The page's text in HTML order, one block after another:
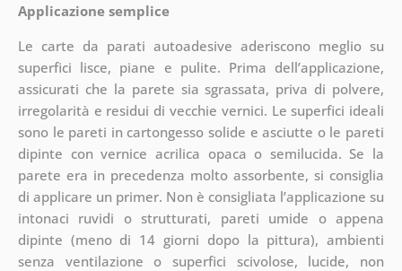
Applicazione semplice
Le carte da parati autoadesive aderiscono meglio su
superfici lisce, piane e pulite. Prima dell’applicazione,
assicurati che la parete sia sgrassata, priva di polvere,
irregolarità e residui di vecchie vernici. Le superfici ideali
sono le pareti in cartongesso solide e asciutte o le pareti
dipinte con vernice acrilica opaca o semilucida. Se la
parete era in precedenza molto assorbente, si consiglia
di applicare un primer. Non è consigliata l’applicazione su
intonaci ruvidi o strutturati, pareti umide o appena
dipinte (meno di 14 giorni dopo la pittura), ambienti
senza ventilazione o superfici scivolose, lucide, non